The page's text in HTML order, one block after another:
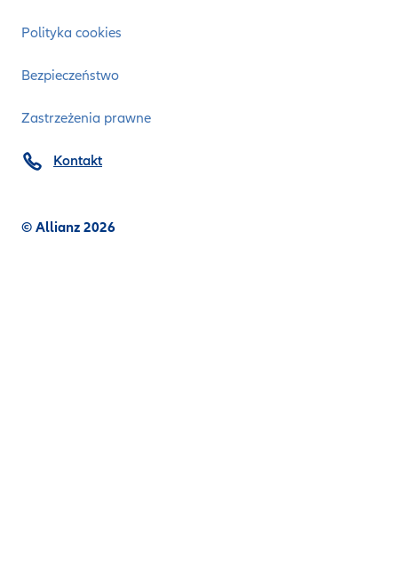
Polityka cookies
Bezpieczeństwo
Zastrzeżenia prawne
© Allianz 2026
Kontakt